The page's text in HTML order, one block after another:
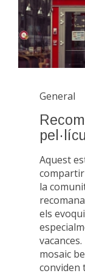
General
Aquest
la
els
mosaic
conviden